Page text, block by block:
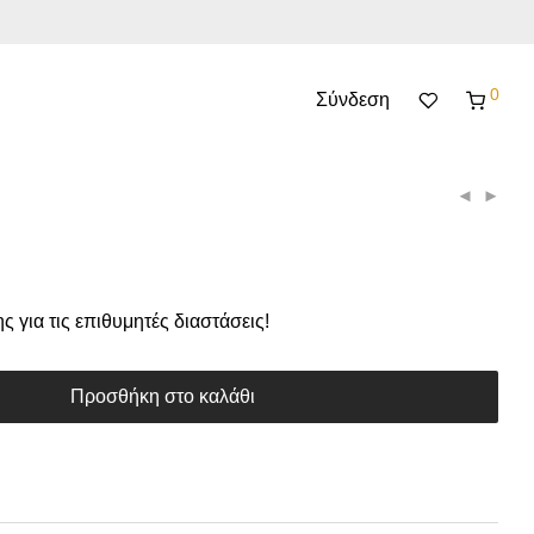
Σύνδεση 0
τις επιθυμητές διαστάσεις!
Προσθήκη στο καλάθι